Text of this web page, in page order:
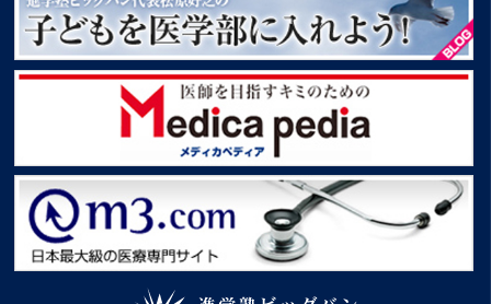
子どもを医学部に入れよう！
Medica pedia